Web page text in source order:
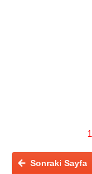
1
Sonraki Sayfa